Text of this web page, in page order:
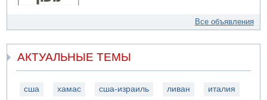
Все объявления
АКТУАЛЬНЫЕ ТЕМЫ
сша хамас сша-израиль ливан италия